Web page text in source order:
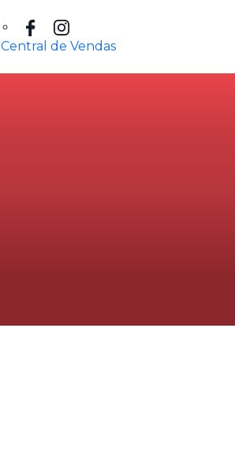
Central de Vendas